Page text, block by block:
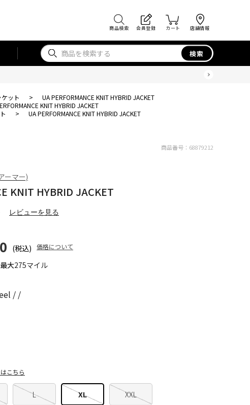
商品検索 会員登録 カート 店舗情報
検索
ケット >
UA PERFORMANCE KNIT HYBRID JACKET
KNIT HYBRID JACKET
> UA PERFORMANCE KNIT HYBRID JACKET
大275マイル
KNIT HYBRID JACKET
レビューを見る
(税込) 価格について
/ /
L XL XXL
こちら
商品番号： 68879212
ーマー)